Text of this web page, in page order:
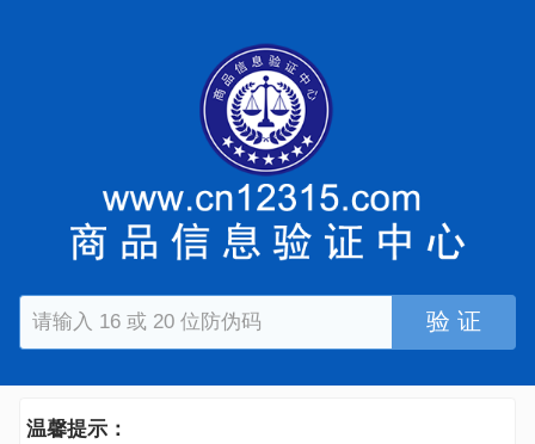
验 证
温馨提示：